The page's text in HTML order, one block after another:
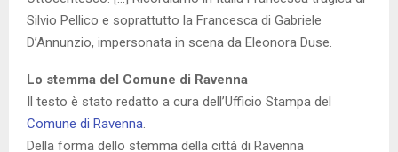
Silvio Pellico e soprattutto la Francesca di Gabriele
D’Annunzio, impersonata in scena da Eleonora Duse.
Lo stemma del Comune di Ravenna
Il testo è stato redatto a cura dell’Ufficio Stampa del
Comune di Ravenna
Della forma dello stemma della città di Ravenna